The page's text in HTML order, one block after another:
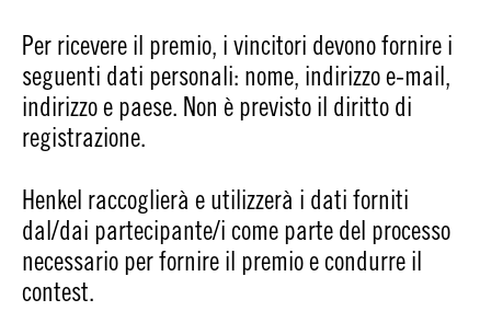
Per ricevere il premio, i vincitori devono fornire i
seguenti dati personali: nome, indirizzo e-mail,
indirizzo e paese. Non è previsto il diritto di
registrazione.
Henkel raccoglierà e utilizzerà i dati forniti
dal/dai partecipante/i come parte del processo
necessario per fornire il premio e condurre il
contest.